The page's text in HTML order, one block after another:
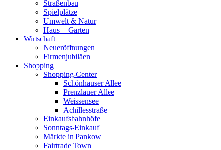
Straßenbau
Spielplätze
Umwelt & Natur
Haus + Garten
Wirtschaft
Neueröffnungen
Firmenjubiläen
Shopping
Shopping-Center
Schönhauser Allee
Prenzlauer Allee
Weissensee
Achillesstraße
Einkaufsbahnhöfe
Sonntags-Einkauf
Märkte in Pankow
Fairtrade Town